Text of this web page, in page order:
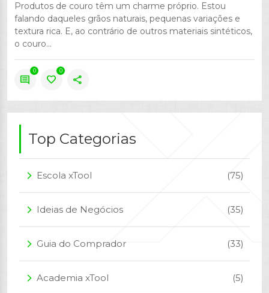
Produtos de couro têm um charme próprio. Estou
falando daqueles grãos naturais, pequenas variações e
textura rica. E, ao contrário de outros materiais sintéticos,
o couro...
comment
0
favorite
0
share
Top Categorias
arrow_forward_ios Escola xTool (75)
arrow_forward_ios Ideias de Negócios (35)
arrow_forward_ios Guia do Comprador (33)
arrow_forward_ios Academia xTool (5)